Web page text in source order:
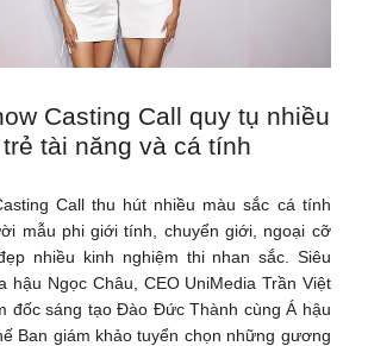
Casting Call quy tụ nhiều
tài năng và cá tính
Call thu hút nhiều màu sắc cá tính
mẫu phi giới tính, chuyển giới, ngoại cỡ
nhiều kinh nghiệm thi nhan sắc. Siêu
hậu Ngọc Châu, CEO UniMedia Trần Việt
đốc sáng tạo Đào Đức Thành cùng Á hậu
Ban giám khảo tuyển chọn những gương